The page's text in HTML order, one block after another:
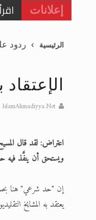
إعلانات
الرئيسية ردود
IslamAhmadiyya.Net
اعتراض: لقد قال
ويستحق أن ينفَّذ فيه حدٌّ
إن "حد شرعي" هنا
يعتقد به المشايخ